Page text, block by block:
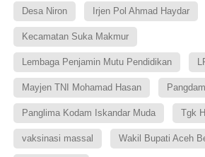
Desa Niron Irjen Pol Ahmad Haydar
Kecamatan Suka Makmur
Lembaga Penjamin Mutu Pendidikan
Mayjen TNI Mohamad Hasan
Panglima Kodam Iskandar Muda Tgk
vaksinasi massal Wakil Bupati Aceh